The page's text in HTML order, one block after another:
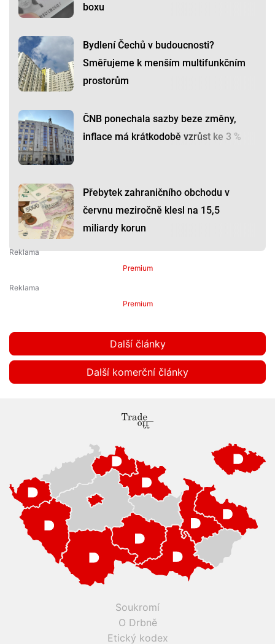
boxu
Bydlení Čechů v budoucnosti?
Směřujeme k menším multifunkčním
prostorům
ČNB ponechala sazby beze změny,
inflace má krátkodobě vzrůst ke 3 %
Přebytek zahraničního obchodu v
červnu meziročně klesl na 15,5
miliardy korun
Premium
Premium
Další články
Další komerční články
Soukromí
O Drbně
Etický kodex